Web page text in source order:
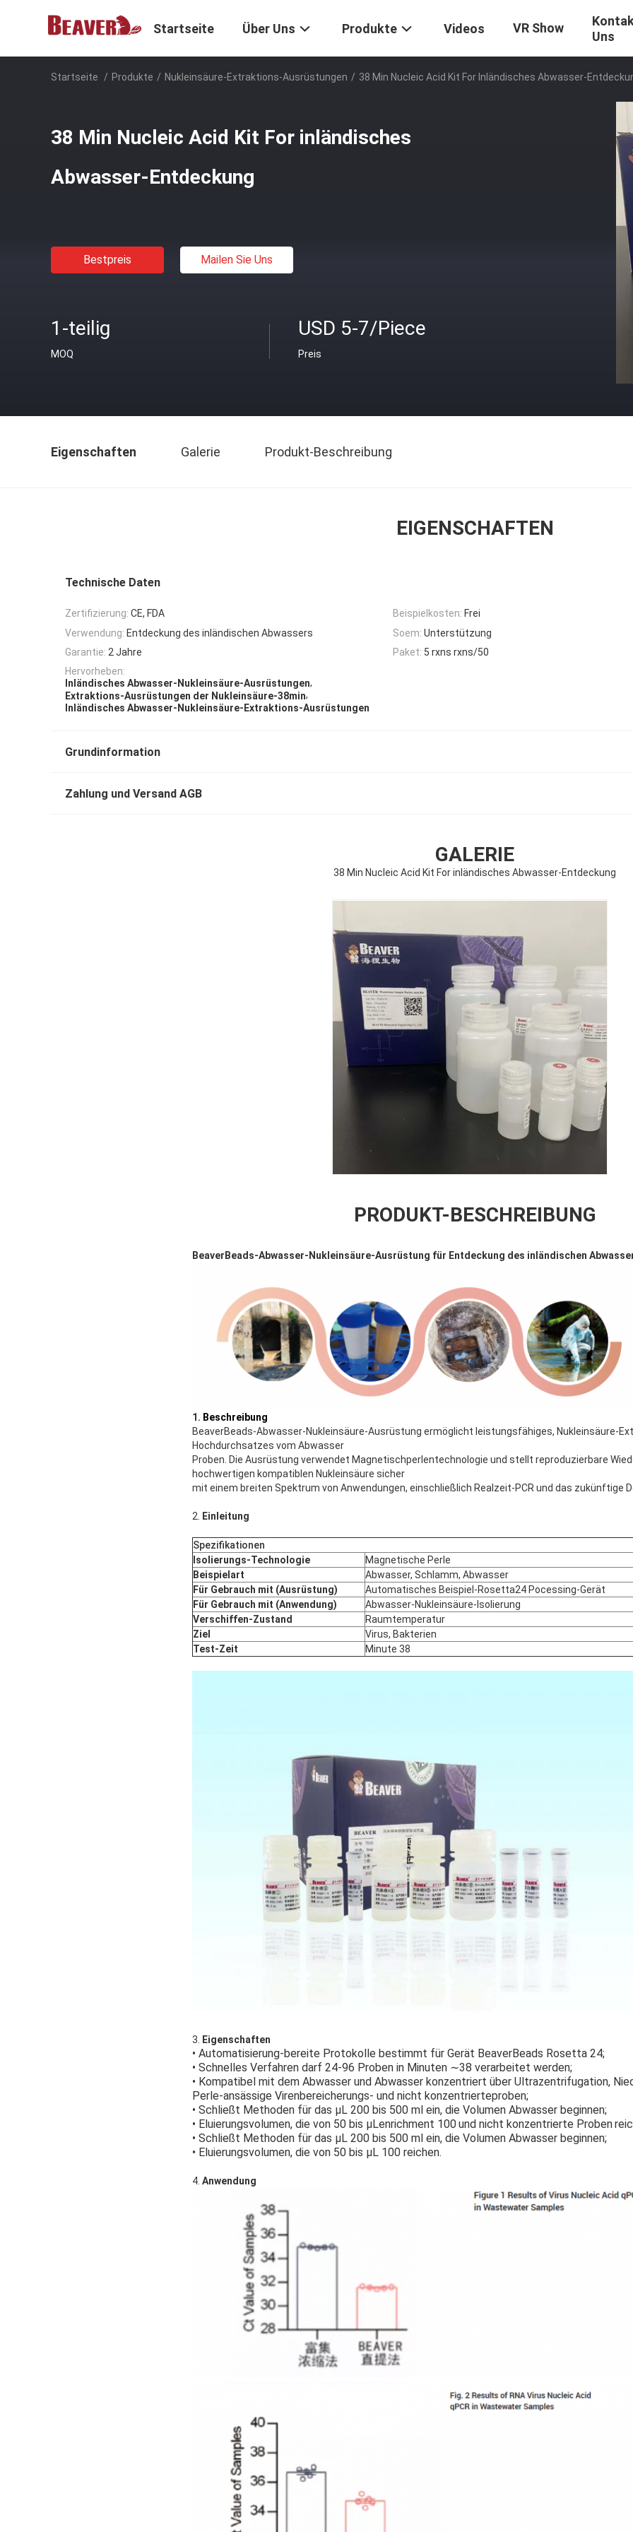
Startseite Über Uns Produkte Videos VR Show
Uns
Startseite / Produkte / Nukleinsäure-Extraktions-Ausrüstungen / 38 Min Nucleic Acid Kit For Inländisches Abwasser-
38 Min Nucleic Acid Kit For inländisches
Abwasser-Entdeckung
Bestpreis Mailen Sie Uns
1-teilig
MOQ
USD 5-7/Piece
Preis
Eigenschaften Galerie Produkt-Beschreibung
EIGENSCHAFTEN
Technische Daten
Zertifizierung: CE, FDA Beispielkosten: Frei
Verwendung: Entdeckung des inländischen Abwassers Soem: Unterstützung
Garantie: 2 Jahre Paket: 5 rxns rxns/50
Hervorheben:
Inländisches Abwasser-Nukleinsäure-Ausrüstungen,
Extraktions-Ausrüstungen der Nukleinsäure-38min,
Inländisches Abwasser-Nukleinsäure-Extraktions-Ausrüstungen
Grundinformation
Zahlung und Versand AGB
GALERIE
38 Min Nucleic Acid Kit For inländisches Abwasser-Entdeckung
PRODUKT-BESCHREIBUNG
BeaverBeads-Abwasser-Nukleinsäure-Ausrüstung für Entdeckung des inländischen
1. Beschreibung
BeaverBeads-Abwasser-Nukleinsäure-Ausrüstung ermöglicht leistungsfähiges, Nukleinsäure-
Hochdurchsatzes vom Abwasser
Proben. Die Ausrüstung verwendet Magnetischperlentechnologie und stellt reproduzierbare
hochwertigen kompatiblen Nukleinsäure sicher
mit einem breiten Spektrum von Anwendungen, einschließlich Realzeit-PCR und das zukünftige
2. Einleitung
Spezifikationen
Isolierungs-Technologie
Magnetische Perle
Beispielart
Abwasser, Schlamm, Abwasser
Für Gebrauch mit (Ausrüstung)
Automatisches Beispiel-Rosetta24 Pocessing-Gerät
Für Gebrauch mit (Anwendung)
Abwasser-Nukleinsäure-Isolierung
Verschiffen-Zustand
Raumtemperatur
Ziel
Virus, Bakterien
Test-Zeit
Minute 38
3. Eigenschaften
• Automatisierung-bereite Protokolle bestimmt für Gerät BeaverBeads Rosetta 24;
• Schnelles Verfahren darf 24-96 Proben in Minuten ∼38 verarbeitet werden;
• Kompatibel mit dem Abwasser und Abwasser konzentriert über Ultrazentrifugation,
Perle-ansässige Virenbereicherungs- und nicht konzentrierteproben;
• Schließt Methoden für das µL 200 bis 500 ml ein, die Volumen Abwasser beginnen;
• Eluierungsvolumen, die von 50 bis µLenrichment 100und nicht konzentrierte Proben
• Schließt Methoden für das µL 200 bis 500 ml ein, die Volumen Abwasser beginnen;
• Eluierungsvolumen, die von 50 bis µL 100 reichen.
4. Anwendung